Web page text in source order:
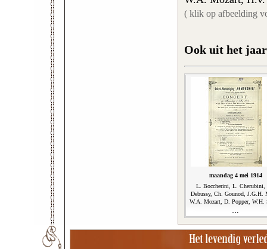
( klik op afbeelding
Ook uit het
maandag 4 mei 1914
L. Boccherini, L. Cherubini,
Debussy, Ch. Gounod, J.G.H.
W.A. Mozart, D. Popper, W.H.